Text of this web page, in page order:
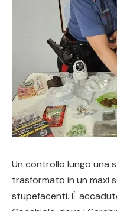
Un controllo lungo una
trasformato in un maxi
stupefacenti. È